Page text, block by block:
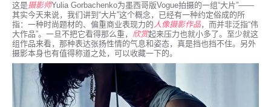
这是摄影师Yulia Gorbachenko为墨西哥版Vogue拍摄的一组“大片”——
其实今天来说，我们讲到“大片”这个概念，已经有一种约定俗成的所
指：一种时尚题材的、偏重商业表现力的人像摄影作品，而并非泛指“伟
大作品”。一旦不把它看得那么重， 欣赏起来压力也就小多了。至少就这
组作品来看，那种表达张扬性情的气息和姿态，真是挡也挡不住。另外
摄影本身也有值得称道之处，可以收藏一下的。